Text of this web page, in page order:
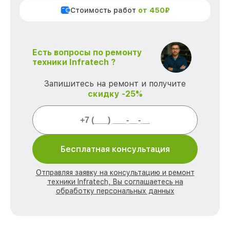
Стоимость работ от 450₽
Есть вопросы по ремонту
техники Infratech ?
Запишитесь на ремонт и получите
скидку -25%
Бесплатная консультация
Отправляя заявку на консультацию и ремонт
техники Infratech, Вы соглашаетесь на
обработку персональных данных